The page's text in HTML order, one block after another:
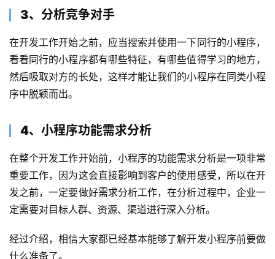
首
关
于
服
务
H
开
发
3、 分析竞争对手
在开发工作开始之前，应当搜索并使用一下同行的小程序，
看看同行的小程序都有哪些特征，有哪些值得学习的地方，
然后吸取对方的长处，这样才能让我们的小程序在同类小程
序中脱颖而出。
4、小程序功能需求分析
在整个开发工作开始前，小程序的功能需求分析是一项非常
重要工作，因为这会直接影响到客户的使用感受，所以在开
发之前，一定要做好需求分析工作，在分析过程中，企业一
定需要对目标人群、资源、渠道进行深入分析。
经过介绍，相信大家都已经基本能够了解开发小程序前要做
什么准备了。